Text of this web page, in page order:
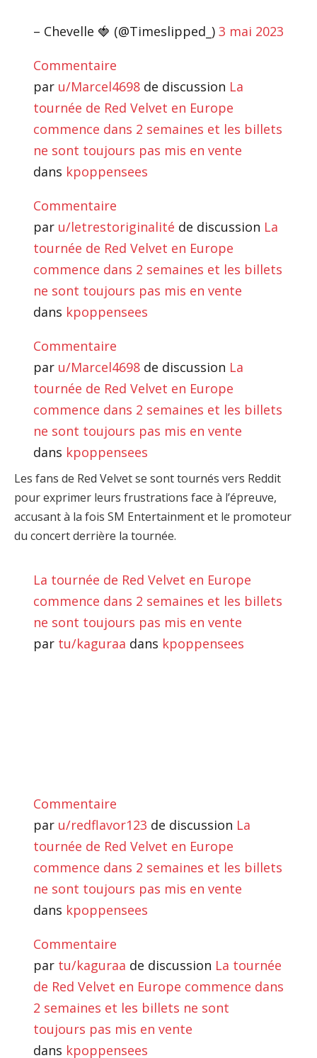
– Chevelle 🍓 (@Timeslipped_) 3 mai 2023
Commentaire
par u/Marcel4698de discussion La
tournée de Red Velvet en Europe
commence dans 2 semaines et les billets
ne sont toujours pas mis en vente
dans kpoppensees
Commentaire
par u/letrestoriginalité de discussion La
tournée de Red Velvet en Europe
commence dans 2 semaines et les billets
ne sont toujours pas mis en vente
dans kpoppensees
Commentaire
par u/Marcel4698de discussion La
tournée de Red Velvet en Europe
commence dans 2 semaines et les billets
ne sont toujours pas mis en vente
dans kpoppensees
Les fans de Red Velvet se sont tournés vers Reddit
pour exprimer leurs frustrations face à l’épreuve,
accusant à la fois SM Entertainment et le promoteur
du concert derrière la tournée.
La tournée de Red Velvet en Europe
commence dans 2 semaines et les billets
ne sont toujours pas mis en vente
par tu/kaguraa dans kpoppensees
Commentaire
par u/redflavor123 de discussion La
tournée de Red Velvet en Europe
commence dans 2 semaines et les billets
ne sont toujours pas mis en vente
dans kpoppensees
Commentaire
par tu/kaguraa de discussion La tournée
de Red Velvet en Europe commence dans
2 semaines et les billets ne sont
toujours pas mis en vente
dans kpoppensees